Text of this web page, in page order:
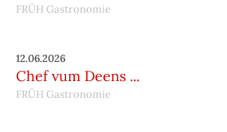
FRÜH Gastronomie
12.06.2026
Chef vum Deens ...
FRÜH Gastronomie